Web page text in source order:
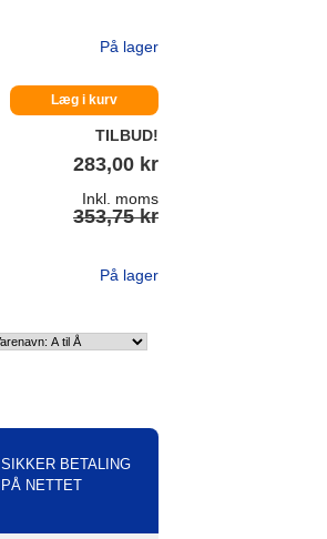
På lager
Læg i kurv
TILBUD!
283,00 kr
Inkl. moms
353,75 kr
På lager
SIKKER BETALING
PÅ NETTET